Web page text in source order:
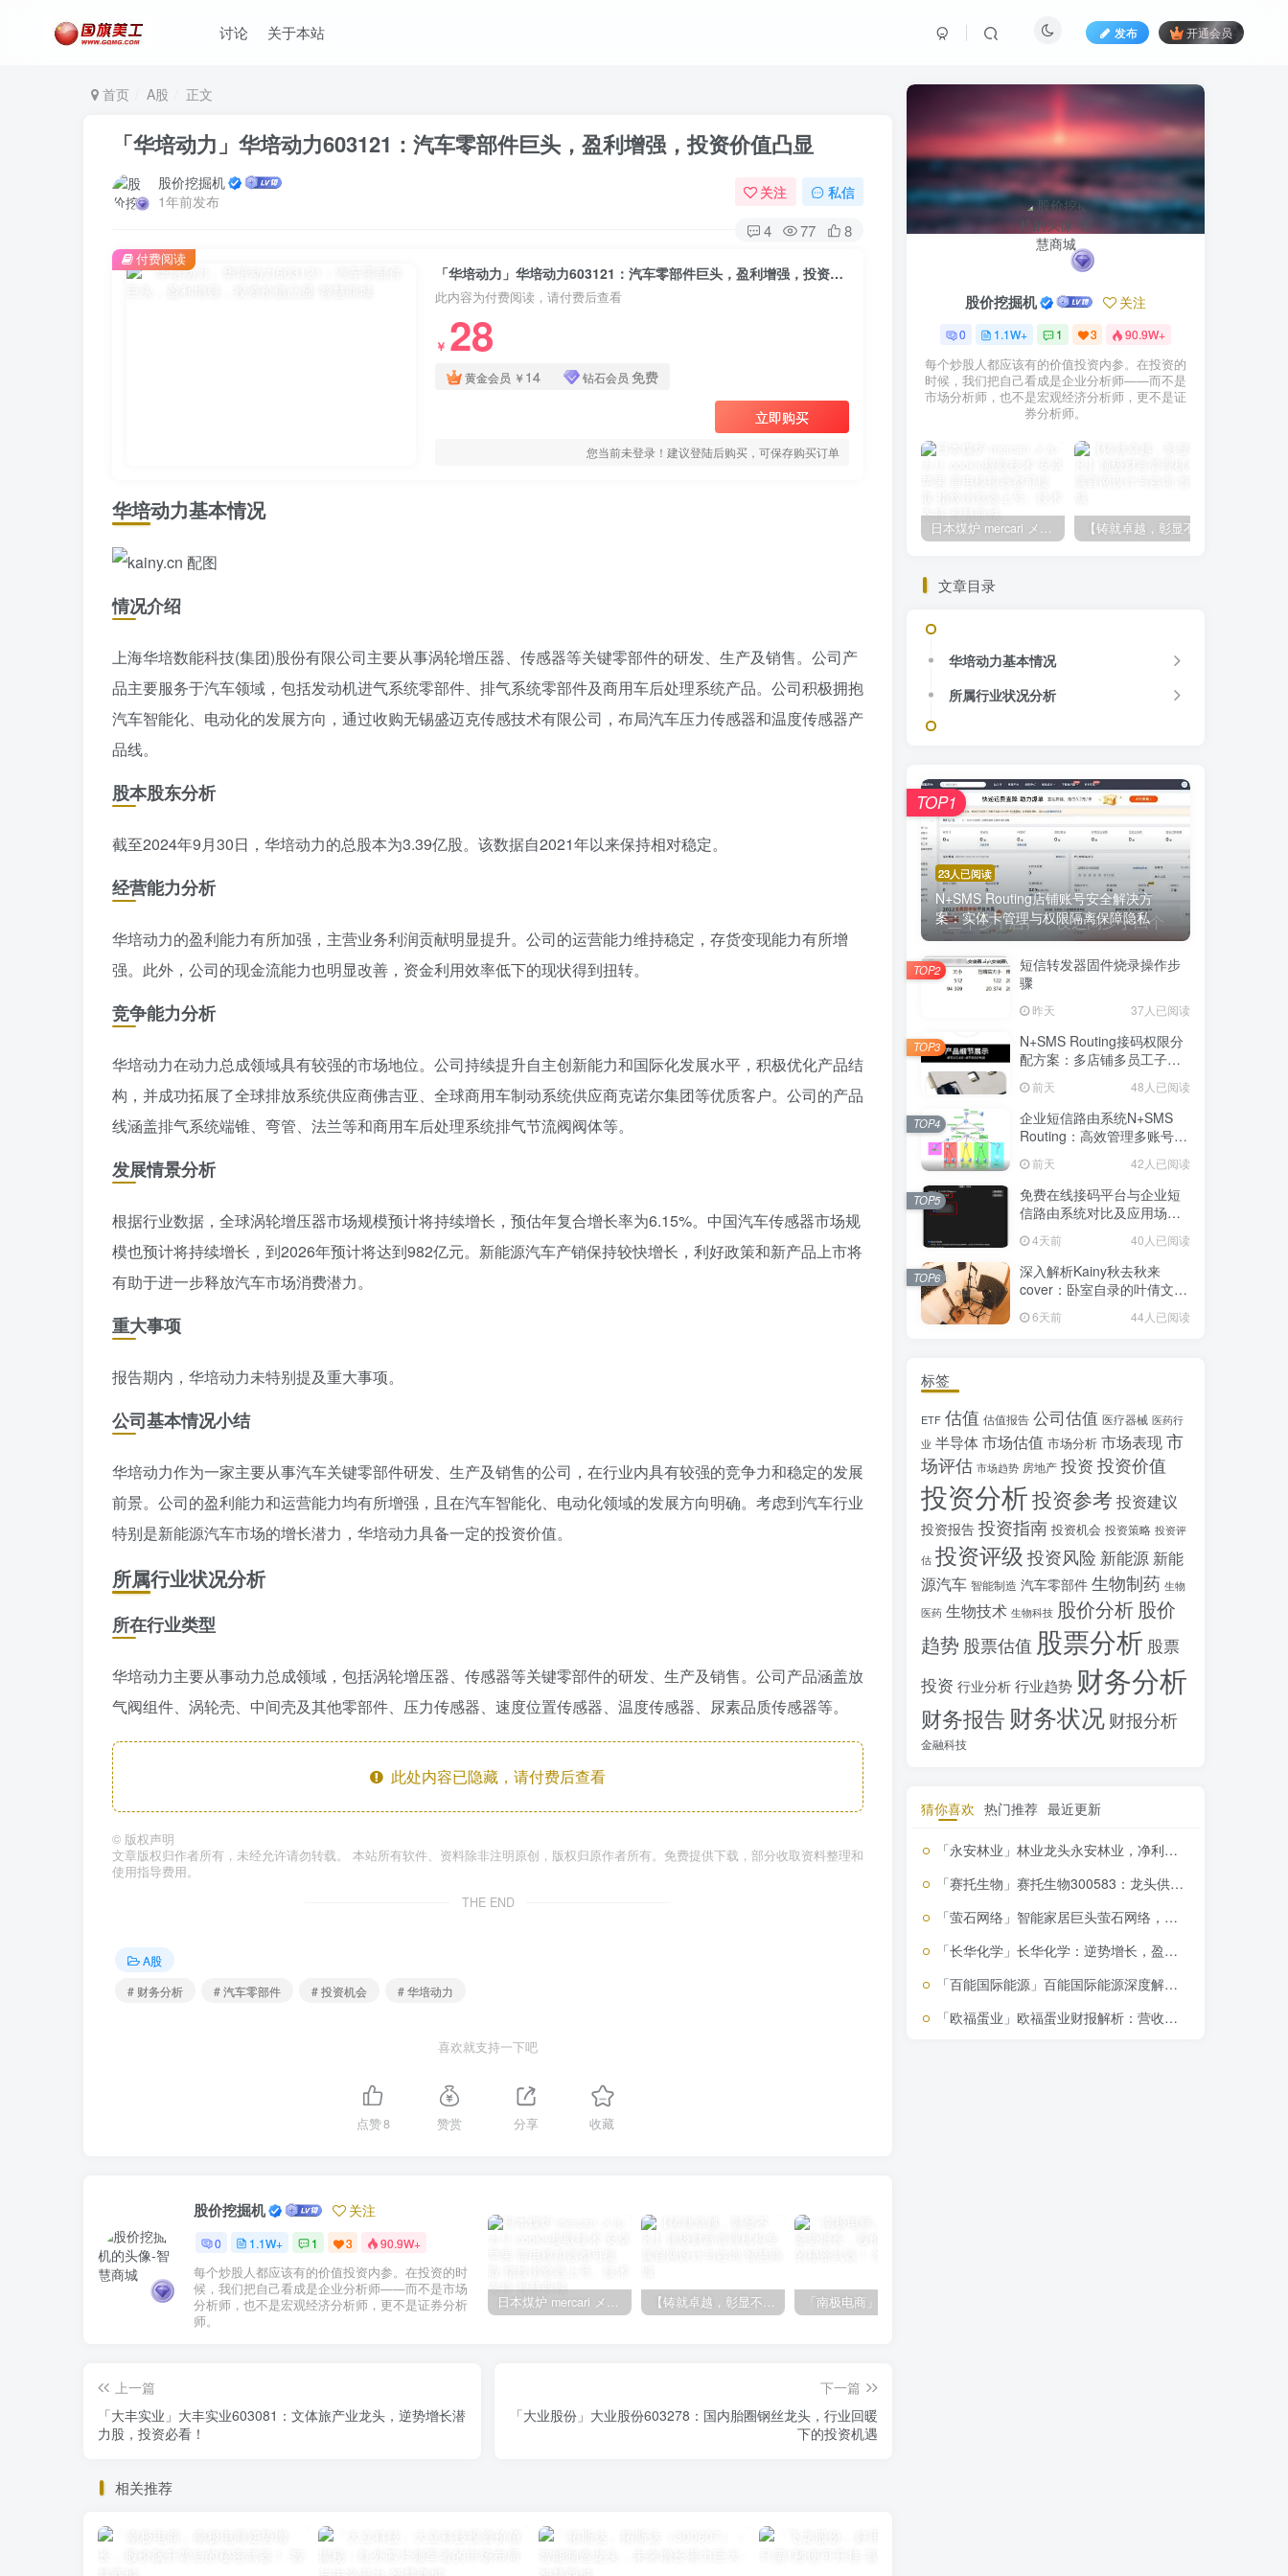
讨论 关于本站 发布 开通会员
首页 A股 正文
「华培动力」华培动力603121：汽车零部件巨头，盈利增强，投资价值凸显
股价挖掘机
1年前发布
关注 私信
4 77 8
「华培动力」华培动力603121：汽车零部件巨头，盈利增强，投资价值凸显
此内容为付费阅读，请付费后查看
￥ 28
黄金会员 ￥ 14 钻石会员 免费
立即购买
您当前未登录！建议登陆后购买，可保存购买订单
付费阅读
华培动力基本情况
情况介绍
上海华培数能科技(集团)股份有限公司主要从事涡轮增压器、传感器等关键零部件的研发、生产及销售。公司产
品主要服务于汽车领域，包括发动机进气系统零部件、排气系统零部件及商用车后处理系统产品。公司积极拥抱
汽车智能化、电动化的发展方向，通过收购无锡盛迈克传感技术有限公司，布局汽车压力传感器和温度传感器产
品线。
股本股东分析
截至2024年9月30日，华培动力的总股本为3.39亿股。该数据自2021年以来保持相对稳定。
经营能力分析
华培动力的盈利能力有所加强，主营业务利润贡献明显提升。公司的运营能力维持稳定，存货变现能力有所增
强。此外，公司的现金流能力也明显改善，资金利用效率低下的现状得到扭转。
竞争能力分析
华培动力在动力总成领域具有较强的市场地位。公司持续提升自主创新能力和国际化发展水平，积极优化产品结
构，并成功拓展了全球排放系统供应商佛吉亚、全球商用车制动系统供应商克诺尔集团等优质客户。公司的产品
线涵盖排气系统端锥、弯管、法兰等和商用车后处理系统排气节流阀阀体等。
发展情景分析
根据行业数据，全球涡轮增压器市场规模预计将持续增长，预估年复合增长率为6.15%。中国汽车传感器市场规
模也预计将持续增长，到2026年预计将达到982亿元。新能源汽车产销保持较快增长，利好政策和新产品上市将
有助于进一步释放汽车市场消费潜力。
重大事项
报告期内，华培动力未特别提及重大事项。
公司基本情况小结
华培动力作为一家主要从事汽车关键零部件研发、生产及销售的公司，在行业内具有较强的竞争力和稳定的发展
前景。公司的盈利能力和运营能力均有所增强，且在汽车智能化、电动化领域的发展方向明确。考虑到汽车行业
特别是新能源汽车市场的增长潜力，华培动力具备一定的投资价值。
所属行业状况分析
所在行业类型
华培动力主要从事动力总成领域，包括涡轮增压器、传感器等关键零部件的研发、生产及销售。公司产品涵盖放
气阀组件、涡轮壳、中间壳及其他零部件、压力传感器、速度位置传感器、温度传感器、尿素品质传感器等。
此处内容已隐藏，请付费后查看
© 版权声明
文章版权归作者所有，未经允许请勿转载。 本站所有软件、资料除非注明原创，版权归原作者所有。免费提供下载，部分收取资料整理和
使用指导费用。
THE END
A股
# 财务分析
# 汽车零部件 # 投资机会 # 华培动力
喜欢就支持一下吧
点赞8 赞赏 分享 收藏
股价挖掘机 关注
0 1.1W+ 1 3 90.9W+
每个炒股人都应该有的价值投资内参。在投资的时
候，我们把自己看成是企业分析师——而不是市场
分析师，也不是宏观经济分析师，更不是证券分析
师。
日本煤炉 mercari メルカリ cookie提取技术 安卓 苹果 雷电模拟器都可提取,指纹浏览器上号。技术支持 【铸就卓越，彰显不凡】顶级财富管理机构专属官网设计与咨询
上一篇
「大丰实业」大丰实业603081：文体旅产业龙头，逆势增长潜
力股，投资必看！
下一篇
「大业股份」大业股份603278：国内胎圈钢丝龙头，行业回暖
下的投资机遇
相关推荐
股价挖掘机 关注
0 1.1W+ 1 3 90.9W+
每个炒股人都应该有的价值投资内参。在投资的
时候，我们把自己看成是企业分析师——而不是
市场分析师，也不是宏观经济分析师，更不是证
券分析师。
日本煤炉 mercari メルカリ cookie提取技术 安卓 苹果 雷电模拟器都可提取,指纹浏览器上号。技术支持
文章目录
华培动力基本情况
所属行业状况分析
23人已阅读
N+SMS Routing店铺账号安全解决方
案：实体卡管理与权限隔离保障隐私
TOP1
短信转发器固件烧录操作步
骤
昨天 37人已阅读
TOP2
N+SMS Routing接码权限分
配方案：多店铺多员工子账
前天 48人已阅读
TOP3
企业短信路由系统N+SMS
Routing：高效管理多账号验
前天 42人已阅读
TOP4
免费在线接码平台与企业短
信路由系统对比及应用场景
4天前 40人已阅读
TOP5
深入解析Kainy秋去秋来
cover：卧室自录的叶倩文经
典粤语情歌翻唱
6天前 44人已阅读
TOP6
标签
ETF 估值 估值报告 公司估值 医疗器械 医药行
业 半导体市场估值 市场分析 市场表现市
场评估 市场趋势 房地产 投资 投资价值
投资分析投资参考 投资建议
投资报告 投资指南 投资机会 投资策略 投资评
估 投资评级 投资风险 新能源 新能
源汽车 智能制造 汽车零部件 生物制药 生物
医药 生物技术 生物科技 股价分析 股价
趋势 股票估值 股票分析 股票
投资 行业分析 行业趋势 财务分析
财务报告 财务状况财报分析
金融科技
猜你喜欢 热门推荐 最近更新
「永安林业」林业龙头永安林业，净利润翻倍增长，投资潜力解析
「赛托生物」赛托生物300583：龙头供应商全产业链布局下的投资风险解析
「萤石网络」智能家居巨头萤石网络，盈利增长背后的投资价值解析
「长华化学」长华化学：逆势增长，盈利下滑背后的投资价值解析
「百能国际能源」百能国际能源深度解析：逆势上涨背后的风险与机遇
「欧福蛋业」欧福蛋业财报解析：营收增长29.97%，投资价值